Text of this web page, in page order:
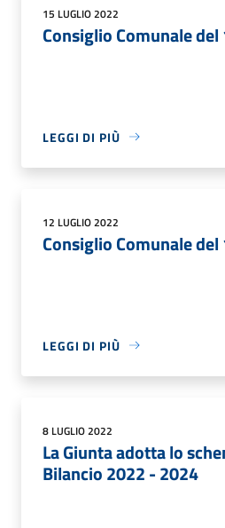
15 LUGLIO 2022
Consiglio Comunale
LEGGI DI PIÙ
12 LUGLIO 2022
Consiglio Comunale
LEGGI DI PIÙ
8 LUGLIO 2022
La Giunta adotta lo
Bilancio 2022 - 2024